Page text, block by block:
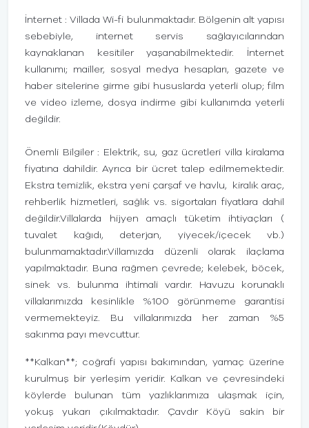
İnternet : Villada Wi-fi bulunmaktadır. Bölgenin alt yapısı
sebebiyle, internet servis sağlayıcılarından
kaynaklanan kesitiler yaşanabilmektedir. İnternet
kullanımı; mailler, sosyal medya hesapları, gazete ve
haber sitelerine girme gibi hususlarda yeterli olup; film
ve video izleme, dosya indirme gibi kullanımda yeterli
değildir.
Önemli Bilgiler : Elektrik, su, gaz ücretleri villa kiralama
fiyatına dahildir. Ayrıca bir ücret talep edilmemektedir.
Ekstra temizlik, ekstra yeni çarşaf ve havlu, kiralık araç,
rehberlik hizmetleri, sağlık vs. sigortaları fiyatlara dahil
değildir.Villalarda hijyen amaçlı tüketim ihtiyaçları (
tuvalet kağıdı, deterjan, yiyecek/içecek vb.)
bulunmamaktadır.Villamızda düzenli olarak ilaçlama
yapılmaktadır. Buna rağmen çevrede; kelebek, böcek,
sinek vs. bulunma ihtimali vardır. Havuzu korunaklı
villalarımızda kesinlikle %100 görünmeme garantisi
vermemekteyiz. Bu villalarımızda her zaman %5
sakınma payı mevcuttur.
**Kalkan**; coğrafi yapısı bakımından, yamaç üzerine
kurulmuş bir yerleşim yeridir. Kalkan ve çevresindeki
köylerde bulunan tüm yazlıklarımıza ulaşmak için,
yokuş yukarı çıkılmaktadır. Çavdır Köyü sakin bir